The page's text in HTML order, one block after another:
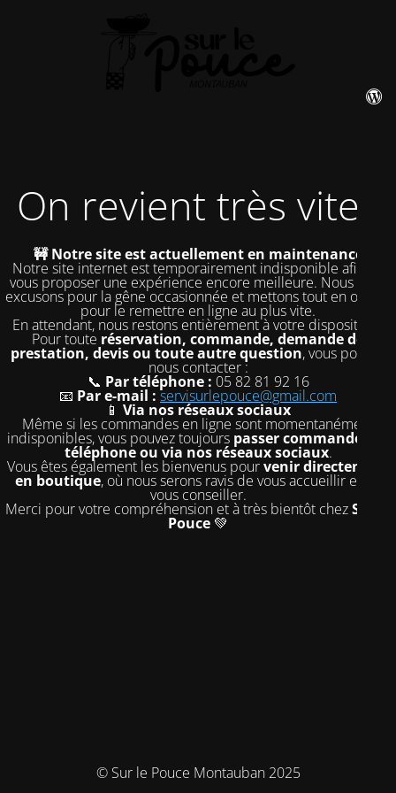
On revient très vite !
🚧 Notre site est actuellement en maintenance
Notre site internet est temporairement indisponible afin de
vous proposer une expérience encore meilleure. Nous nous
excusons pour la gêne occasionnée et mettons tout en œuvre
pour le remettre en ligne au plus vite.
En attendant, nous restons entièrement à votre disposition !
Pour toute réservation, commande, demande de
prestation, devis ou toute autre question, vous pouvez
nous contacter :
📞 Par téléphone : 05 82 81 92 16
📧 Par e-mail : servisurlepouce@gmail.com
📱 Via nos réseaux sociaux
Même si les commandes en ligne sont momentanément
indisponibles, vous pouvez toujours passer commande par
téléphone ou via nos réseaux sociaux.
Vous êtes également les bienvenus pourvenir directement
en boutique, où nous serons ravis de vous accueillir et de
vous conseiller.
Merci pour votre compréhension et à très bientôt chezSur le
Pouce 💚
© Sur le Pouce Montauban 2025